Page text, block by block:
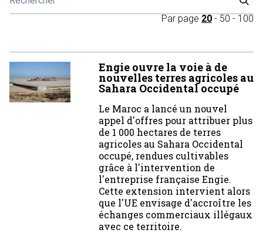
Par page 20 - 50 - 100
Engie ouvre la voie à de
nouvelles terres agricoles au
Sahara Occidental occupé
Le Maroc a lancé un nouvel
appel d'offres pour attribuer plus
de 1 000 hectares de terres
agricoles au Sahara Occidental
occupé, rendues cultivables
grâce à l'intervention de
l'entreprise française Engie.
Cette extension intervient alors
que l'UE envisage d'accroître les
échanges commerciaux illégaux
avec ce territoire.